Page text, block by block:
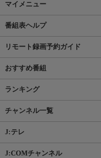
マイメニュー
番組表ヘルプ
リモート録画予約ガイド
おすすめ番組
ランキング
チャンネル一覧
J:テレ
J:COMチャンネル